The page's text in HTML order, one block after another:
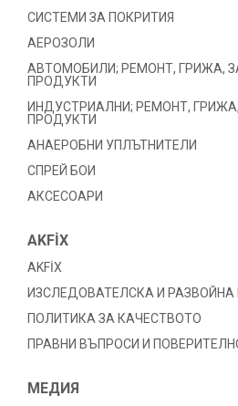
СИСТЕМИ ЗА ПОКРИТИЯ
АЕРОЗОЛИ
АВТОМОБИЛИ; РЕМОНТ, ГРИЖА,
ПРОДУКТИ
ИНДУСТРИАЛНИ; РЕМОНТ,
ПРОДУКТИ
АНАЕРОБНИ УПЛЪТНИТЕЛИ
СПРЕЙ БОИ
АКСЕСОАРИ
AKFİX
AKFİX
ИЗСЛЕДОВАТЕЛСКА И
ПОЛИТИКА ЗА КАЧЕСТВОТО
ПРАВНИ ВЪПРОСИ И
МЕДИЯ